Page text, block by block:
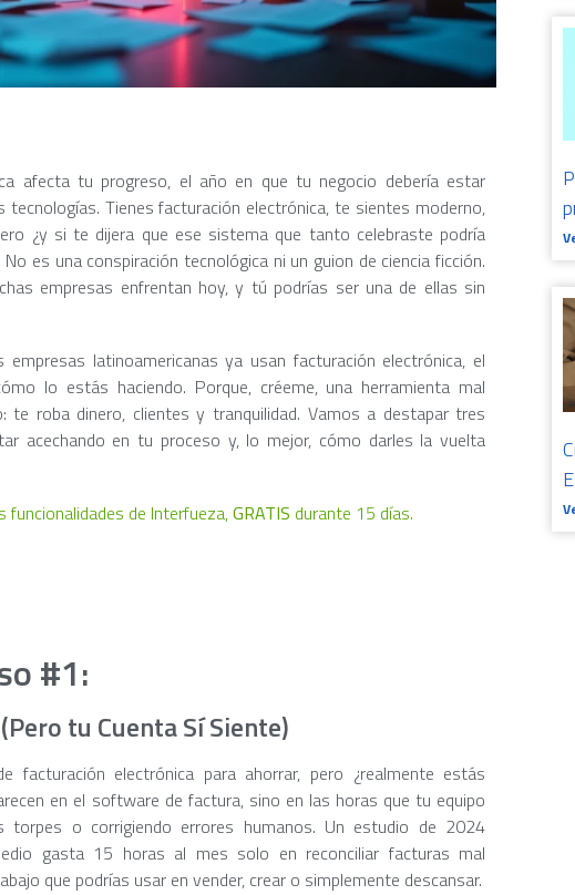
afecta tu progreso, el año en que tu negocio debería estar
tecnologías. Tienes facturación electrónica, te sientes moderno,
¿y si te dijera que ese sistema que tanto celebraste podría
es una conspiración tecnológica ni un guion de ciencia ficción.
empresas enfrentan hoy, y tú podrías ser una de ellas sin
latinoamericanas ya usan facturación electrónica, el
lo estás haciendo. Porque, créeme, una herramienta mal
roba dinero, clientes y tranquilidad. Vamos a destapar tres
acechando en tu proceso y, lo mejor, cómo darles la vuelta
funcionalidades de Interfueza,GRATIS durante 15 días.
#1:
tu Cuenta Sí Siente)
facturación electrónica para ahorrar, pero ¿realmente estás
en el software de factura, sino en las horas que tu equipo
torpes o corrigiendo errores humanos. Un estudio de 2024
gasta 15 horas al mes solo en reconciliar facturas mal
que podrías usar en vender, crear o simplemente descansar.